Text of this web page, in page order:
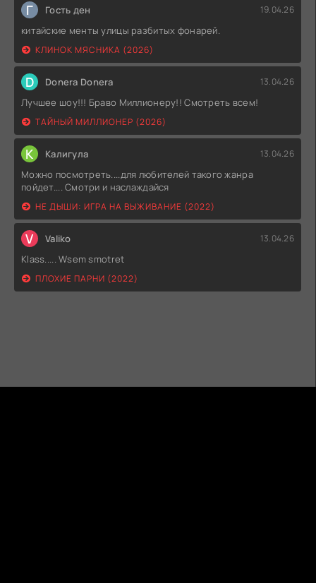
Г Гость ден 19.04.26
китайские менты улицы разбитых фонарей.
КЛИНОК МЯСНИКА (2026)
D Donera Donera 13.04.26
Лучшее шоу!!! Браво Миллионеру!! Смотреть всем!
ТАЙНЫЙ МИЛЛИОНЕР (2026)
К Калигула 13.04.26
Можно посмотреть....для любителей такого жанра
пойдет.... Смотри и наслаждайся
НЕ ДЫШИ: ИГРА НА ВЫЖИВАНИЕ (2022)
V Valiko 13.04.26
Klass..... Wsem smotret
ПЛОХИЕ ПАРНИ (2022)